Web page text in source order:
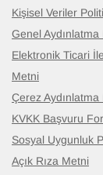
Kişisel Veriler
Genel
Elektronik Ticari
Metni
Çerez
KVKK Başvuru
Sosyal Uygunluk
Açık Rıza Metni